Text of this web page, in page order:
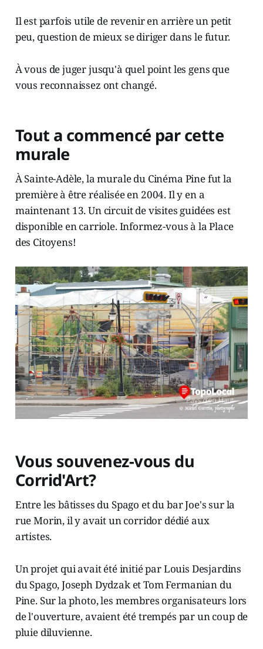
Il est parfois utile de revenir en arrière un petit
peu, question de mieux se diriger dans le futur.
À vous de juger jusqu'à quel point les gens que
vous reconnaissez ont changé.
Tout a commencé par cette
murale
À Sainte-Adèle, la murale du Cinéma Pine fut la
première à être réalisée en 2004. Il y en a
maintenant 13. Un circuit de visites guidées est
disponible en carriole. Informez-vous à la Place
des Citoyens!
Vous souvenez-vous du
Corrid'Art?
Entre les bâtisses du Spago et du bar Joe's sur la
rue Morin, il y avait un corridor dédié aux
artistes.
Un projet qui avait été initié par Louis Desjardins
du Spago, Joseph Dydzak et Tom Fermanian du
Pine. Sur la photo, les membres organisateurs lors
de l'ouverture, avaient été trempés par un coup de
pluie diluvienne.